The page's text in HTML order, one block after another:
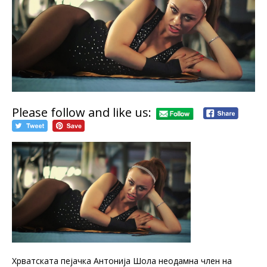
Please follow and like us:
Хрватската пејачка Антонија Шола неодамна член на